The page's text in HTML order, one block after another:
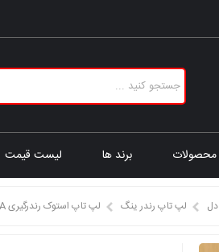
محصولات برند ها لیست قیمت
دل لپ تاپ رندر ینگ لپ تاپ استوک رندرگیری DELL Precision 7710 XEON-16GB-512 SSD-VGA 8GB NVIDIA